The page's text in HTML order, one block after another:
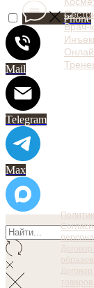
Phone
Mail
Telegram
Max
товаров
Врач-